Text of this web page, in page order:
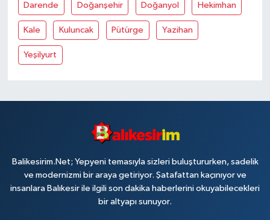
Darende Doğanşehir Doğanyol Hekimhan
Kale Kuluncak Pütürge Yazihan
Yeşilyurt
Balikesirim.Net; Yepyeni temasıyla sizleri buluştururken, sadelik
ve modernizmi bir araya getiriyor. Şatafattan kaçınıyor ve
insanlara Balıkesir ile ilgili son dakika haberlerini okuyabilecekleri
bir altyapı sunuyor.